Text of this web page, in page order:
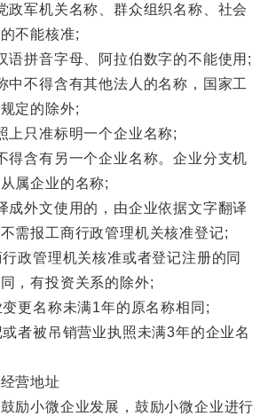
军机关名称、群众组织名称、社会
不能核准;
拼音字母、阿拉伯数字的不能使用;
不得含有其他法人的名称，国家工
定的除外;
只准标明一个企业名称;
含有另一个企业名称。企业分支机
属企业的名称;
外文使用的，由企业依据文字翻译
需报工商行政管理机关核准登记;
管理机关核准或者登记注册的同
，有投资关系的除外;
名称未满1年的原名称相同;
被吊销营业执照未满3年的企业名
营地址
小微企业发展，鼓励小微企业进行